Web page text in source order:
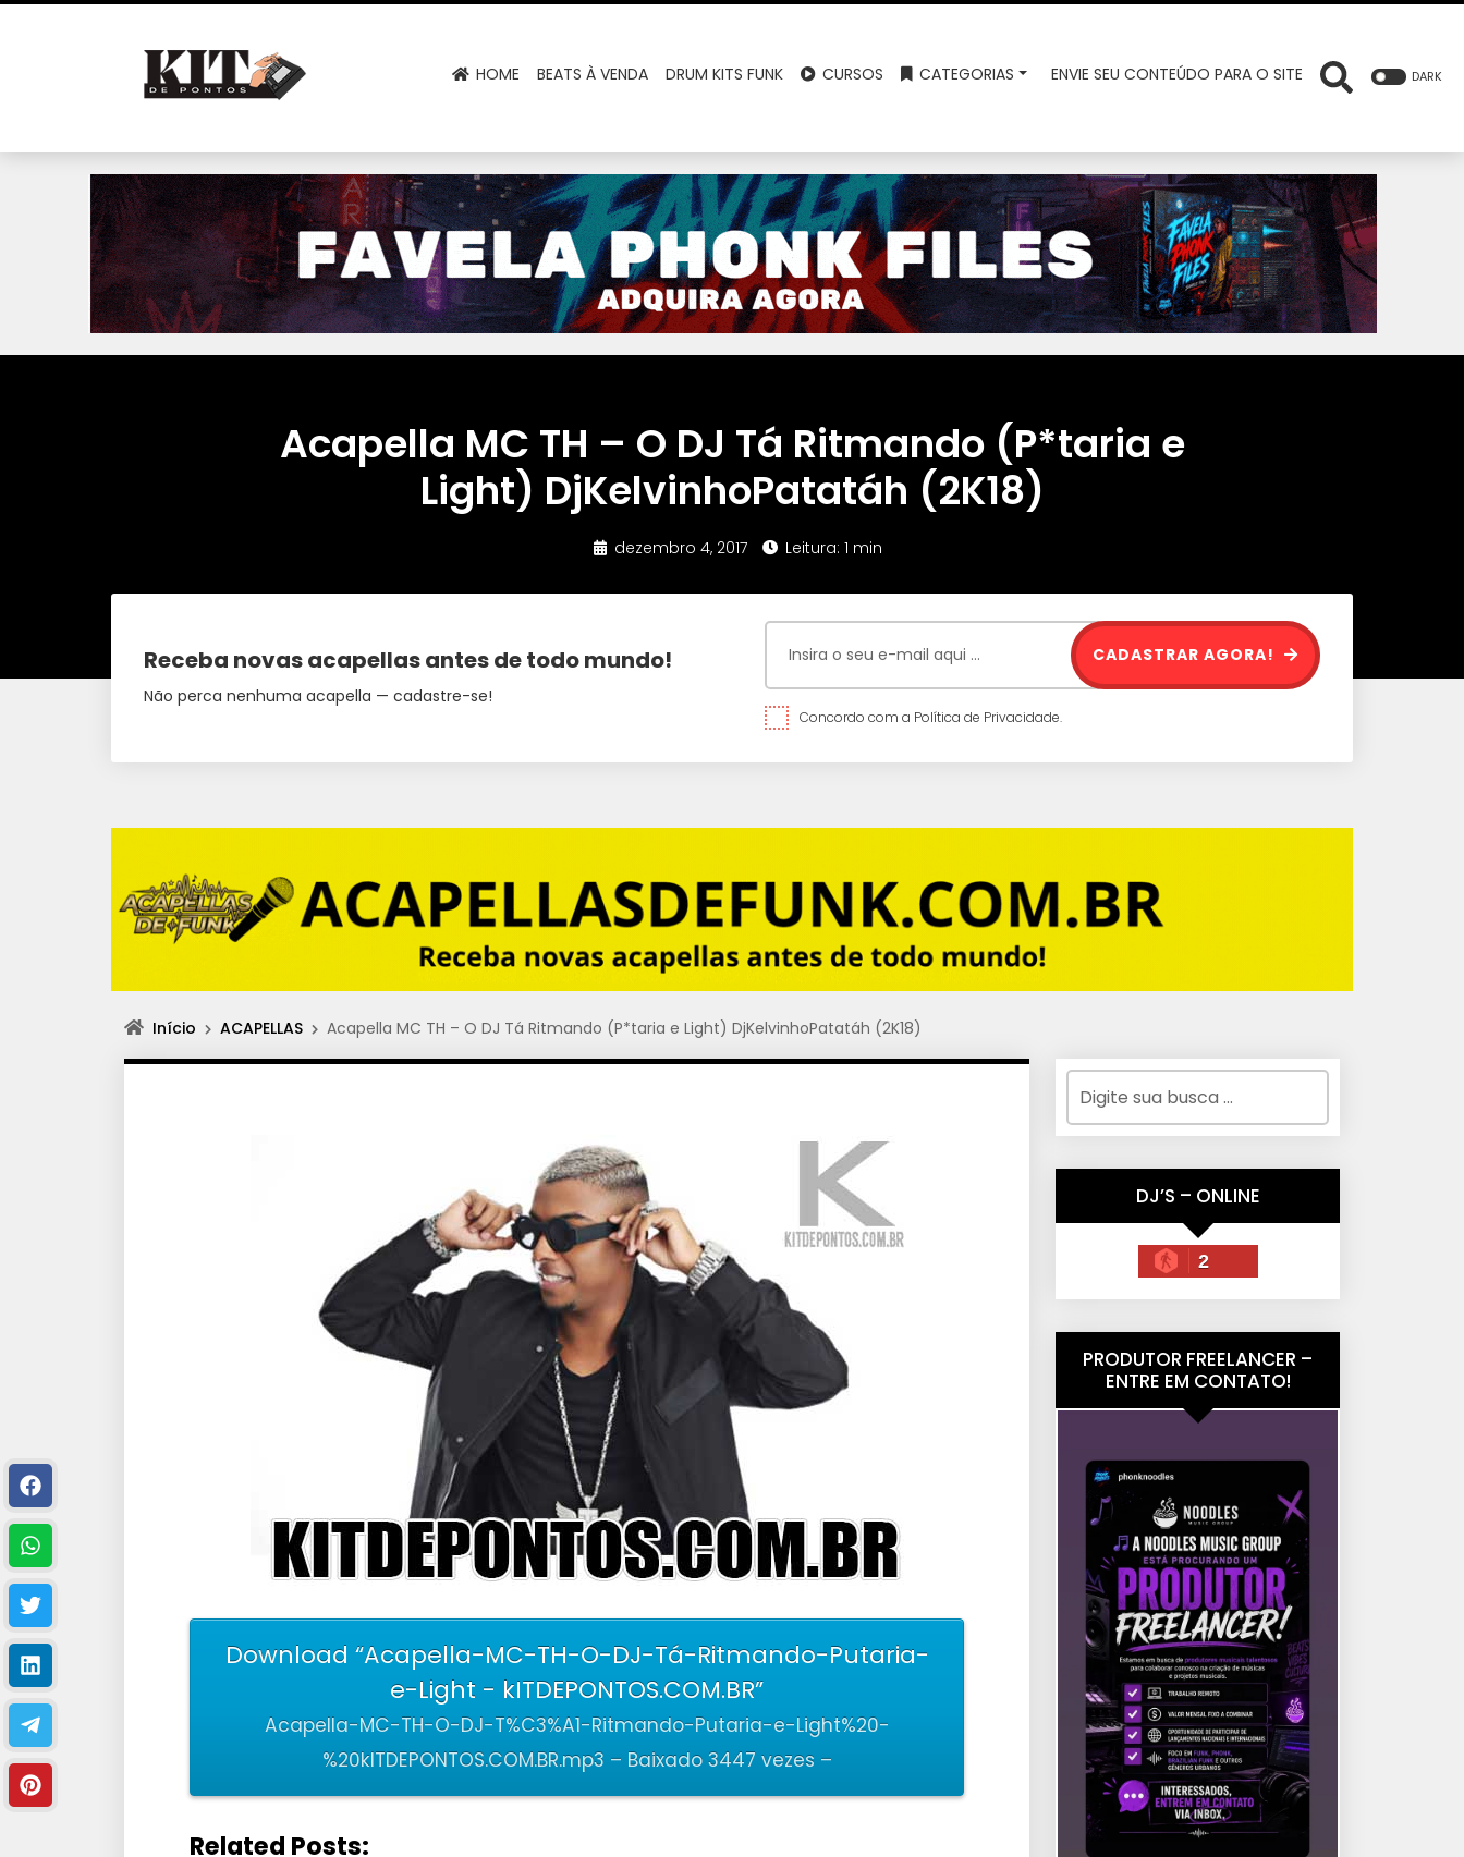
HOME BEATS À VENDA DRUM KITS FUNK CURSOS CATEGORIAS ENVIE SEU CONTEÚDO PARA O SITE DARK
Acapella MC TH – O DJ Tá Ritmando (P*taria e
Light) DjKelvinhoPatatáh (2K18)
dezembro 4, 2017 Leitura: 1 min
Receba novas acapellas antes de todo mundo!
Não perca nenhuma acapella — cadastre-se!
Concordo com a Política de Privacidade.
CADASTRAR AGORA!
Início ACAPELLAS Acapella MC TH – O DJ Tá Ritmando (P*taria e Light) DjKelvinhoPatatáh (2K18)
Download “Acapella-MC-TH-O-DJ-Tá-Ritmando-Putaria-
e-Light - kITDEPONTOS.COM.BR”
Acapella-MC-TH-O-DJ-T%C3%A1-Ritmando-Putaria-e-Light%20-
%20kITDEPONTOS.COM.BR.mp3 – Baixado 3447 vezes –
Related Posts:
DJ’S – ONLINE
2
PRODUTOR FREELANCER –
ENTRE EM CONTATO!